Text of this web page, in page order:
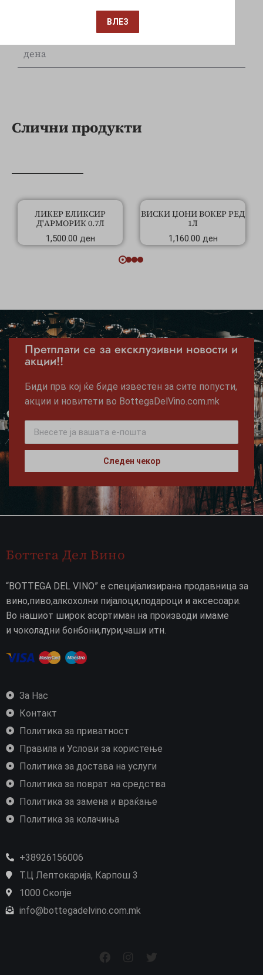
дена
Слични продукти
ЛИКЕР ЕЛИКСИР
Д'АРМОРИК 0.7Л
1,500.00 ден
ВИСКИ ЏОНИ ВОКЕР РЕД
1Л
1,160.00 ден
Претплати се за ексклузивни новости и
акции!!
Биди прв кој ќе биде известен за сите попусти,
акции и новитети во BottegaDelVino.com.mk
Следен чекор
Боттега Дел Вино
“BOTTEGA DEL VINO” е специјализирана продавница за
вино,пиво,алкохолни пијалоци,подароци и аксесоари.
Во нашиот широк асортиман на производи имаме
и чоколадни бонбони,пури,чаши итн.
За Нас
Контакт
Политика за приватност
Правила и Услови за користење
Политика за достава на услуги
Политика за поврат на средства
Политика за замена и враќање
Политика за колачиња
+38926156006
Т.Ц Лептокарија, Карпош 3
1000 Скопје
info@bottegadelvino.com.mk
ВЛЕЗ